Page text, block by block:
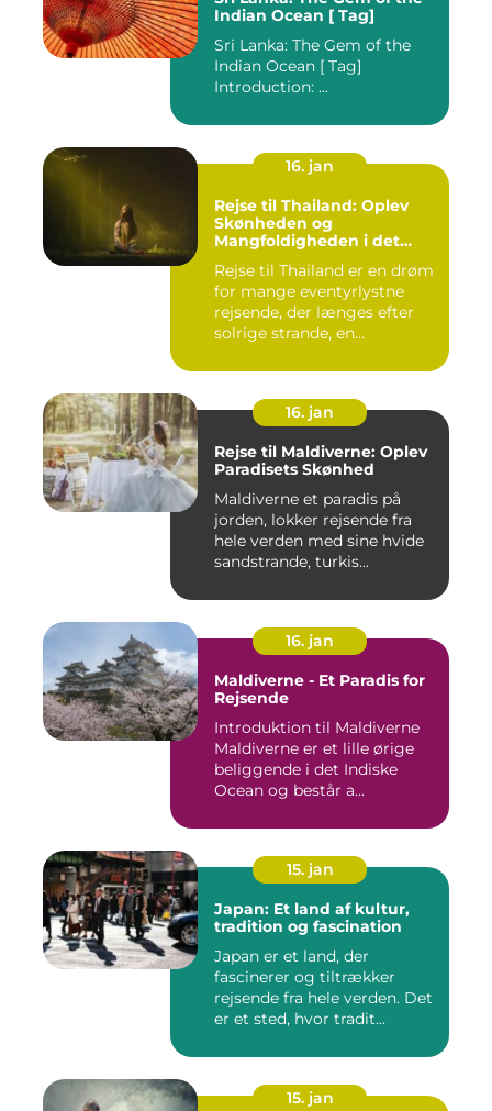
Indian Ocean [ Tag]
Sri Lanka: The Gem of the
Indian Ocean [ Tag]
Introduction: ...
16. jan
Rejse til Thailand: Oplev
Skønheden og
Mangfoldigheden i det
Rejse til Thailand er en drøm
for mange eventyrlystne
rejsende, der længes efter
solrige strande, en...
16. jan
Rejse til Maldiverne: Oplev
Paradisets Skønhed
Maldiverne et paradis på
jorden, lokker rejsende fra
hele verden med sine hvide
sandstrande, turkis...
16. jan
Maldiverne - Et Paradis for
Rejsende
Introduktion til Maldiverne
Maldiverne er et lille ørige
beliggende i det Indiske
Ocean og består a...
15. jan
Japan: Et land af kultur,
tradition og fascination
Japan er et land, der
fascinerer og tiltrækker
rejsende fra hele verden. Det
er et sted, hvor tradit...
15. jan